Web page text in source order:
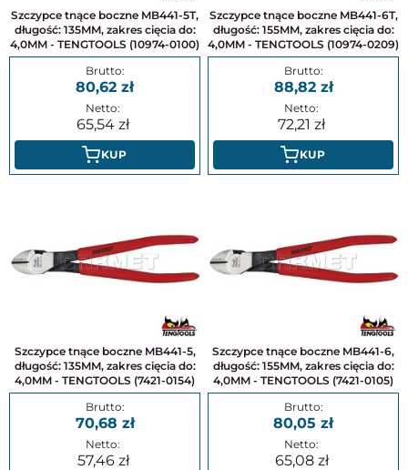
Szczypce tnące boczne MB441-5T,
długość: 135MM, zakres cięcia do:
4,0MM - TENGTOOLS (10974-0100)
80,62
65,54
KUP
Szczypce tnące boczne MB441-6T,
długość: 155MM, zakres cięcia do:
4,0MM - TENGTOOLS (10974-0209)
88,82
72,21
KUP
Szczypce tnące boczne MB441-5,
długość: 135MM, zakres cięcia do:
4,0MM - TENGTOOLS (7421-0154)
70,68
57,46
Szczypce tnące boczne MB441-6,
długość: 155MM, zakres cięcia do:
4,0MM - TENGTOOLS (7421-0105)
80,05
65,08